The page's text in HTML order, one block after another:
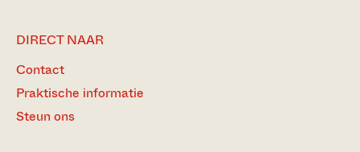
DIRECT NAAR
Contact
Praktische informatie
Steun ons